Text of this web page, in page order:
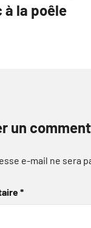
la poêle
un
e-mail ne sera
*